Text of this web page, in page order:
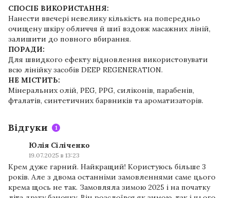
СПОСІБ ВИКОРИСТАННЯ:
Нанести ввечері невелику кількість на попередньо
очищену шкіру обличчя й шиї вздовж масажних ліній,
залишити до повного вбирання.
ПОРАДИ:
Для швидкого ефекту відновлення використовувати
всю лінійку засобів DEEP REGENERATION.
НЕ МІСТИТЬ:
Мінеральних олій, PEG, PPG, силіконів, парабенів,
фталатів, синтетичних барвників та ароматизаторів.
Відгуки 1
Юлія Сіліченко
19.07.2025 в 13:23
Крем дуже гарний. Найкращий! Користуюсь більше 3
років. Але з двома останніми замовленнями саме цього
крема щось не так. Замовляла зимою 2025 і на початку